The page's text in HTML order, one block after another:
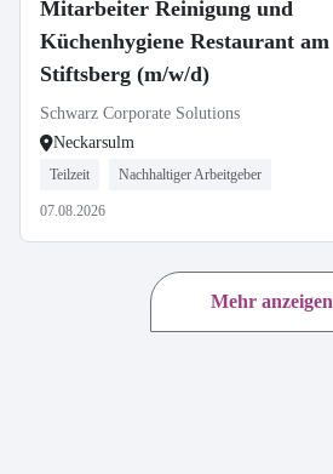
Mitarbeiter Reinigung und
Küchenhygiene Restaurant am
Stiftsberg (m/w/d)
Schwarz Corporate Solutions
Neckarsulm
Teilzeit Nachhaltiger Arbeitgeber
07.08.2026
Mehr anzeigen